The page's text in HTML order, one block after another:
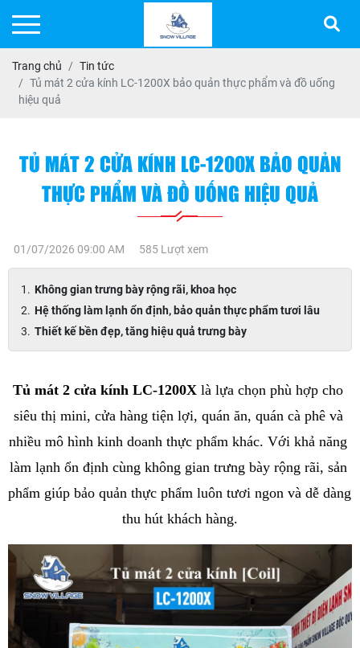
Trang chủ
Tin tức
Tủ mát 2 cửa kính LC-1200X bảo quản thực phẩm và đồ uống
hiệu quả
TỦ MÁT 2 CỬA KÍNH LC-1200X BẢO QUẢN
THỰC PHẨM VÀ ĐỒ UỐNG HIỆU QUẢ
01/07/2026 09:00 AM 585 Lượt xem
Không gian trưng bày rộng rãi, khoa học
Hệ thống làm lạnh ổn định, bảo quản thực phẩm tươi lâu
Thiết kế bền đẹp, tăng hiệu quả trưng bày
Tủ mát 2 cửa kính LC-1200X là lựa chọn phù hợp cho
siêu thị mini, cửa hàng tiện lợi, quán ăn, quán cà phê và
nhiều mô hình kinh doanh thực phẩm khác. Với khả năng
làm lạnh ổn định cùng không gian trưng bày rộng rãi, sản
phẩm giúp bảo quản thực phẩm luôn tươi ngon và dễ dàng
thu hút khách hàng.